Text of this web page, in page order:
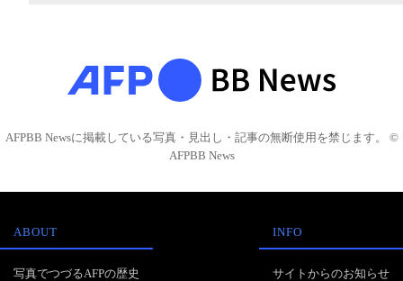
AFPBB Newsに掲載している写真・見出し・記事の無断使用を禁じます。 ©
AFPBB News
ABOUT
写真でつづるAFPの歴史
INFO
サイトからのお知らせ